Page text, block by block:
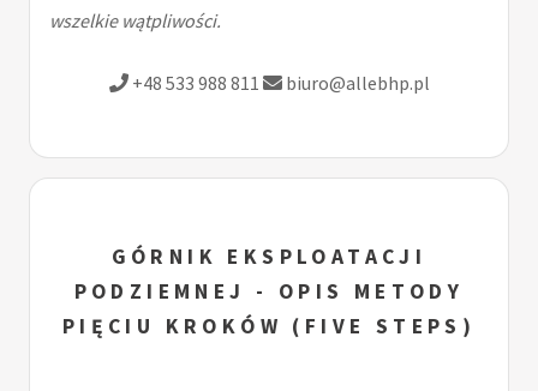
wszelkie wątpliwości.
+48 533 988 811 biuro@allebhp.pl
GÓRNIK EKSPLOATACJI
PODZIEMNEJ - OPIS METODY
PIĘCIU KROKÓW (FIVE STEPS)